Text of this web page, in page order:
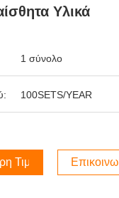
Υλικά
1 σύνολο
100SETS/YEAR
Τιμή